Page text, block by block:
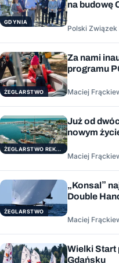
GDYNIA
na budowę
Polski Związek
ŻEGLARSTWO
Za nami
programu
Maciej
ŻEGLARSTWO REKERACYJNE
Już od
nowym
Maciej
ŻEGLARSTWO
„Konsal”
Double
Maciej
Wielki Start
Gdańsku